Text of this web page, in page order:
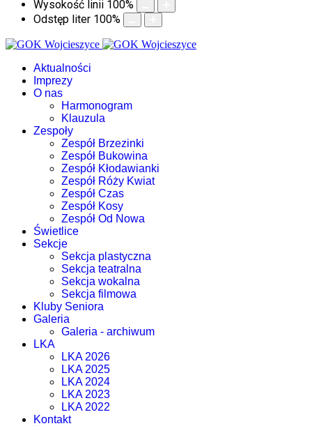
Wysokość linii 100%
Odstęp liter 100%
Aktualności
Imprezy
O nas
Harmonogram
Klauzula
Zespoły
Zespół Brzezinki
Zespół Bukowina
Zespół Kłodawianki
Zespół Róży Kwiat
Zespół Czas
Zespół Kosy
Zespół Od Nowa
Świetlice
Sekcje
Sekcja plastyczna
Sekcja teatralna
Sekcja wokalna
Sekcja filmowa
Kluby Seniora
Galeria
Galeria - archiwum
LKA
LKA 2026
LKA 2025
LKA 2024
LKA 2023
LKA 2022
Kontakt